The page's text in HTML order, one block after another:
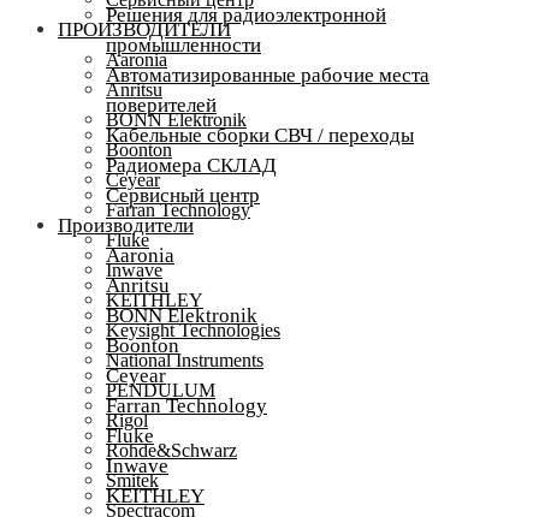
ПРОИЗВОДИТЕЛИ
Aaronia
Anritsu
BONN Elektronik
Boonton
Ceyear
Farran Technology
Fluke
Inwave
KEITHLEY
Keysight Technologies
National Instruments
PENDULUM
Rigol
Rohde&Schwarz
Smitek
Spectracom
Решения для радиоэлектронной
промышленности
Автоматизированные рабочие места
поверителей
Кабельные сборки СВЧ / переходы
Радиомера СКЛАД
Сервисный центр
Производители
Aaronia
Anritsu
BONN Elektronik
Boonton
Ceyear
Farran Technology
Fluke
Inwave
KEITHLEY